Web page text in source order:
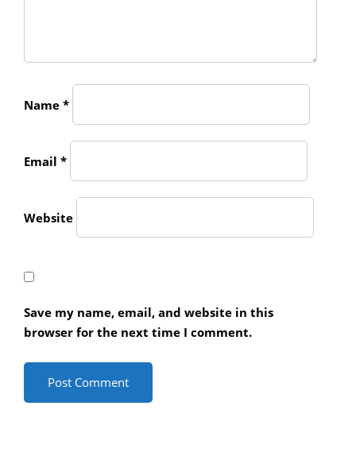
Name *
Email *
Website
Save my name, email, and website in this
browser for the next time I comment.